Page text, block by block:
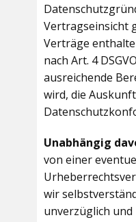
Vertragseinsicht
Verträge
nach Art. 4
ausreichende
wird, die
Unabhängig
von einer
wir
unverzüglich